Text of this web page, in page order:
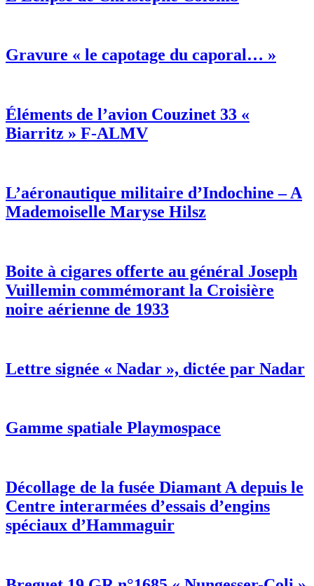
Gravure « le capotage du caporal… »
Éléments de l’avion Couzinet 33 «
Biarritz » F-ALMV
L’aéronautique militaire d’Indochine – A
Mademoiselle Maryse Hilsz
Boite à cigares offerte au général Joseph
Vuillemin commémorant la Croisière
noire aérienne de 1933
Lettre signée « Nadar », dictée par Nadar
Gamme spatiale Playmospace
Décollage de la fusée Diamant A depuis le
Centre interarmées d’essais d’engins
spéciaux d’Hammaguir